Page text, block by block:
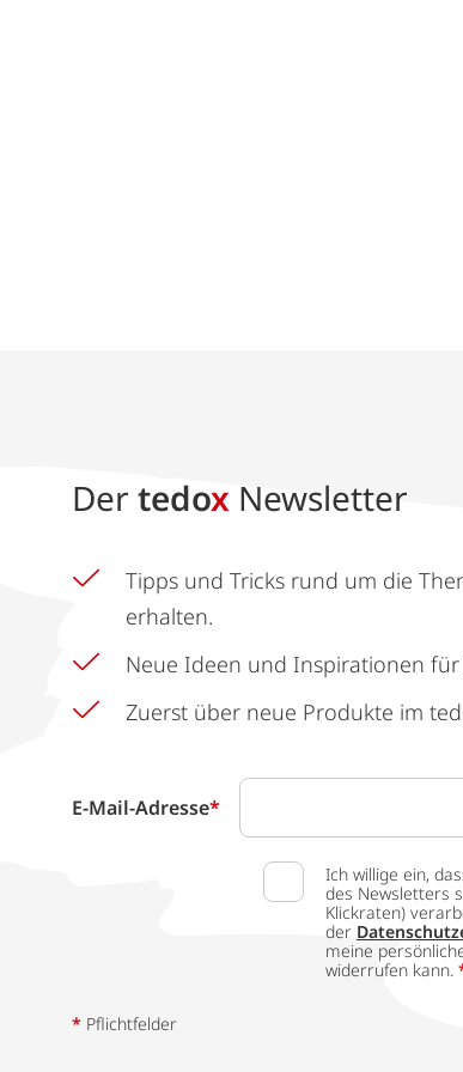
Der tedox Newsletter
Tipps und Tricks rund um die
erhalten.
Neue Ideen und Inspirationen
Zuerst über neue Produkte im
E-Mail-Adresse*
Ich willige ein,
des Newsletters
Klickraten)
der
meine
widerrufen kann.
* Pflichtfelder